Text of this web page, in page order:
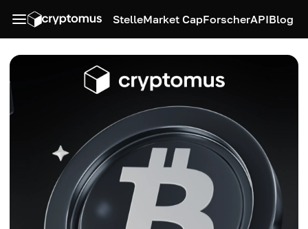
StelleMarket CapForscherAPIBlog